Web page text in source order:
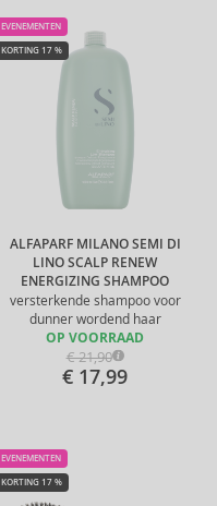
ALFAPARF MILANO SEMI DI
LINO SCALP RENEW
ENERGIZING SHAMPOO
versterkende shampoo voor
dunner wordend haar
EVENEMENTEN
KORTING 17 %
OP VOORRAAD
€ 21,90
€ 17,99
EVENEMENTEN
KORTING 17 %